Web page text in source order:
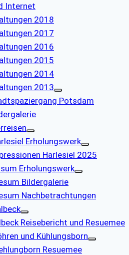
Internet
2018
2017
2016
2015
2014
2013
Potsdam
Erholungswerk
Harlesiel 2025
Erholungswerk
Bildergalerie
Nachbetrachtungen
Reisebericht und Resuemee
und Kühlungsborn
Resuemee